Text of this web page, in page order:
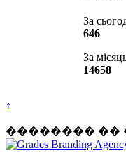
За
646
За
14658
↑
�������� ��